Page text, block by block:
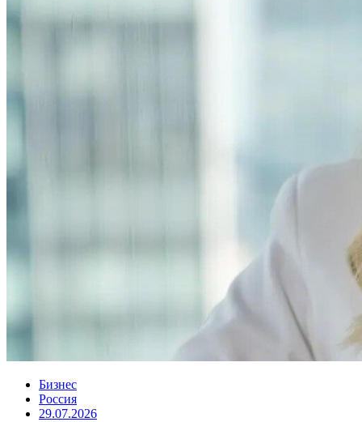
Бизнес
Россия
29.07.2026